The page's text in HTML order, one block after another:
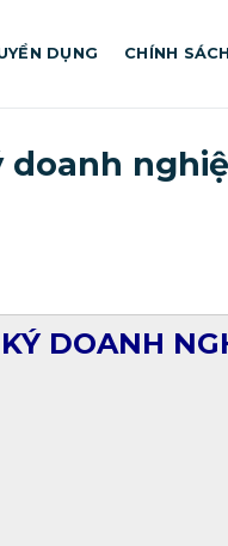
DỤNG CHÍNH
doanh
DOANH